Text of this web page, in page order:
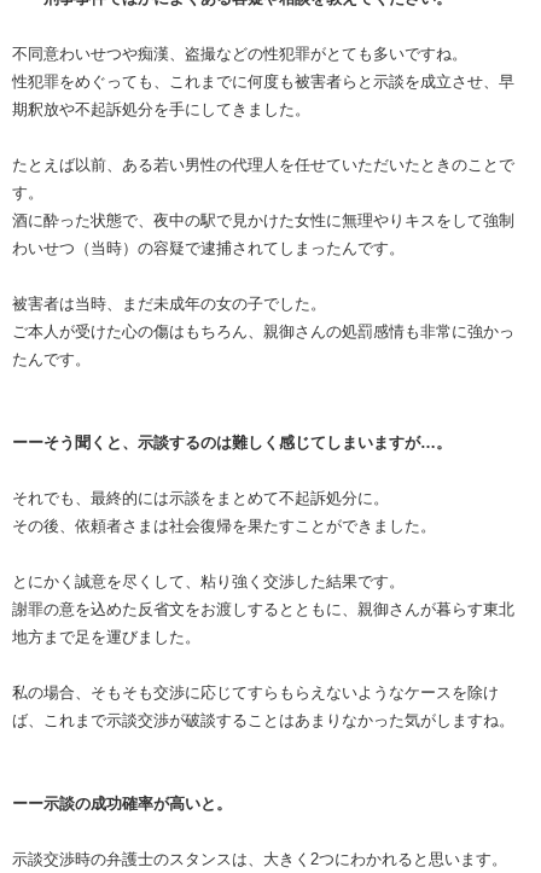
不同意わいせつや痴漢、盗撮などの性犯罪がとても多いですね。
性犯罪をめぐっても、これまでに何度も被害者らと示談を成立させ、早
期釈放や不起訴処分を手にしてきました。
たとえば以前、ある若い男性の代理人を任せていただいたときのことで
す。
酒に酔った状態で、夜中の駅で見かけた女性に無理やりキスをして強制
わいせつ（当時）の容疑で逮捕されてしまったんです。
被害者は当時、まだ未成年の女の子でした。
ご本人が受けた心の傷はもちろん、親御さんの処罰感情も非常に強かっ
たんです。
ーーそう聞くと、示談するのは難しく感じてしまいますが…。
それでも、最終的には示談をまとめて不起訴処分に。
その後、依頼者さまは社会復帰を果たすことができました。
とにかく誠意を尽くして、粘り強く交渉した結果です。
謝罪の意を込めた反省文をお渡しするとともに、親御さんが暮らす東北
地方まで足を運びました。
私の場合、そもそも交渉に応じてすらもらえないようなケースを除け
ば、これまで示談交渉が破談することはあまりなかった気がしますね。
ーー示談の成功確率が高いと。
示談交渉時の弁護士のスタンスは、大きく2つにわかれると思います。